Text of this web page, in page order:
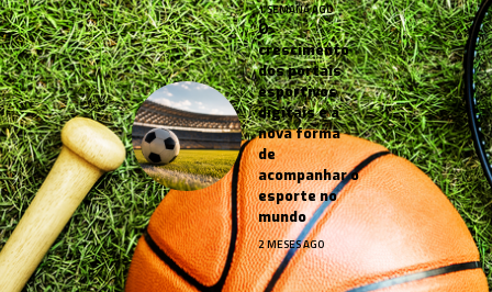
1 SEMANA AGO
O
crescimento
dos portais
esportivos
digitais e a
nova forma
de
acompanhar o
esporte no
mundo
2 MESES AGO